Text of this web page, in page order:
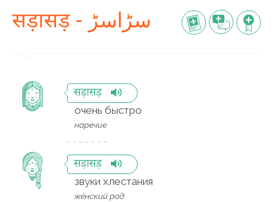
सड़ासड़ - سڑاسڑ
सड़ासड़
очень быстро
наречие
सड़ासड़
звуки хлестания
же́нский род